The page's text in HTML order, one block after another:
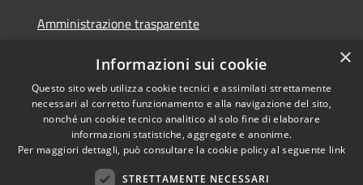
Amministrazione trasparente
Dichiarazione di accessibilità
×
Informazioni sui cookie
Questo sito web utilizza cookie tecnici e assimilati strettamente
necessari al corretto funzionamento e alla navigazione del sito,
nonché un cookie tecnico analitico al solo fine di elaborare
informazioni statistiche, aggregate e anonime.
Per maggiori dettagli, può consultare la cookie policy al seguente link
STRETTAMENTE NECESSARI